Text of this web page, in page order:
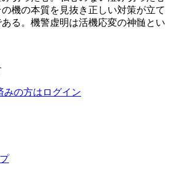
機の本質を見抜き正しい対策が立て
る。機警虚明は活機応変の神髄とい
みの方はログイン